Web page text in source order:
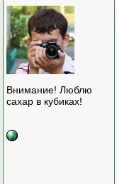
Внимание! Люблю
сахар в кубиках!